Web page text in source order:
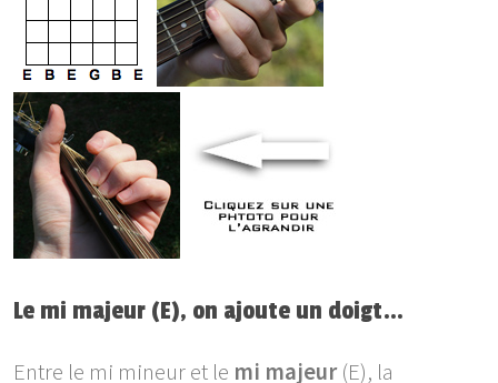
Le mi majeur (E), on ajoute un doigt…
Entre le mi mineur et le mi majeur(E), la